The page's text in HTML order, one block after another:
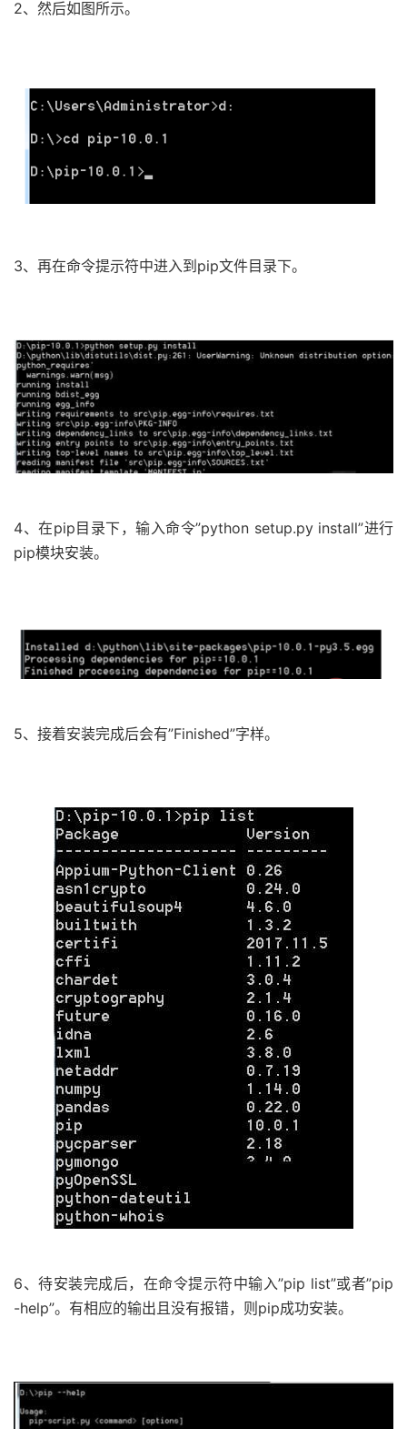
2、然后如图所示。
3、再在命令提示符中进入到pip文件目录下。
4、在pip目录下，输入命令”python setup.py install”进行
pip模块安装。
5、接着安装完成后会有”Finished”字样。
6、待安装完成后，在命令提示符中输入”pip list”或者”pip
-help”。有相应的输出且没有报错，则pip成功安装。